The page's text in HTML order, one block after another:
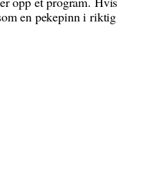
en pekepinn i riktig